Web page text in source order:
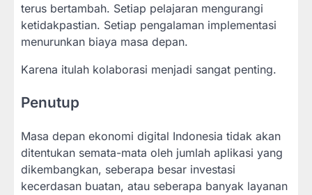
terus bertambah. Setiap pelajaran mengurangi
ketidakpastian. Setiap pengalaman implementasi
menurunkan biaya masa depan.
Karena itulah kolaborasi menjadi sangat penting.
Penutup
Masa depan ekonomi digital Indonesia tidak akan
ditentukan semata-mata oleh jumlah aplikasi yang
dikembangkan, seberapa besar investasi
kecerdasan buatan, atau seberapa banyak layanan